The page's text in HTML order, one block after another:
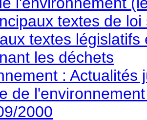
textes de
textes
les déchets
: Actualités
de
2000